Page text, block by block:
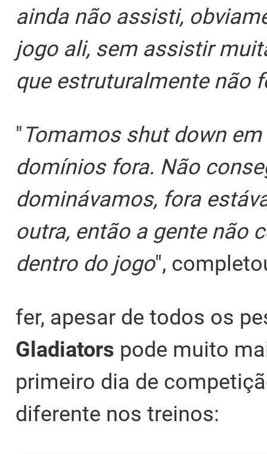
ainda não assisti,
jogo ali, sem assistir
que estruturalmente não
"Tomamos shut down
domínios fora. Não
dominávamos, fora
outra, então a gente não
dentro do jogo",
fer, apesar de todos os
Gladiators pode muito
primeiro dia de
diferente nos treinos: